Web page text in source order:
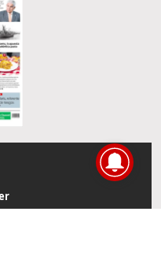
actualidad directamente en